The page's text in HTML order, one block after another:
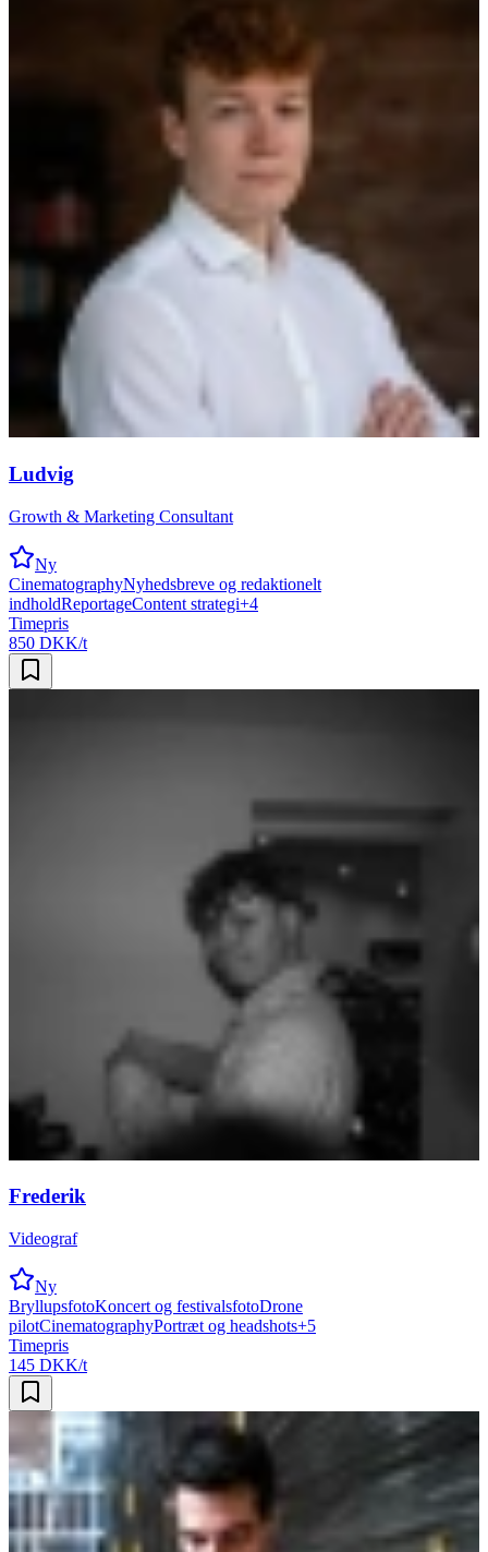
Ludvig
Growth & Marketing Consultant
Ny
CinematographyNyhedsbreve og redaktionelt
indholdReportageContent strategi+4
Timepris
850 DKK/t
Frederik
Videograf
Ny
BryllupsfotoKoncert og festivalsfotoDrone
pilotCinematographyPortræt og headshots+5
Timepris
145 DKK/t